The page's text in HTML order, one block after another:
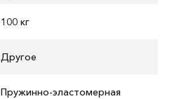
100 кг
Другое
Пружинно-эластомерная